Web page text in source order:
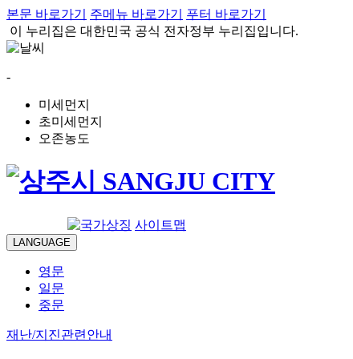
본문 바로가기 주메뉴 바로가기
푸터 바로가기
이 누리집은 대한민국 공식 전자정부 누리집입니다.
-
미세먼지
초미세먼지
오존농도
사이트맵
LANGUAGE
영문
일문
중문
재난/지진관련안내